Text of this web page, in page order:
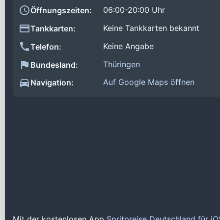
Öffnungszeiten:
06:00-20:00 Uhr
Tankkarten:
Keine Tankkarten bekannt
Telefon:
Keine Angabe
Bundesland:
Thüringen
Navigation:
Auf Google Maps öffnen